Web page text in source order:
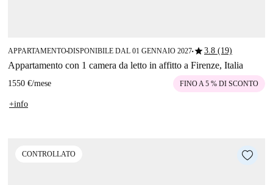
APPARTAMENTO■DISPONIBILE DAL 01 GENNAIO 2027■star3.8 (19)
Appartamento con 1 camera da letto in affitto a Firenze, Italia
1550 €/mese FINO A 5 % DI SCONTO
+info
CONTROLLATO